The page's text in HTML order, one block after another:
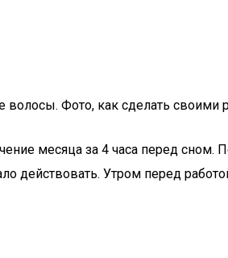
волосы. Фото, как сделать своими
месяца за 4 часа перед сном.
действовать. Утром перед